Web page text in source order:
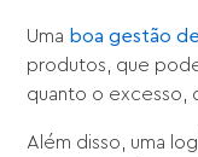
Uma boa gestão
produtos, que
quanto o excesso,
Além disso, uma